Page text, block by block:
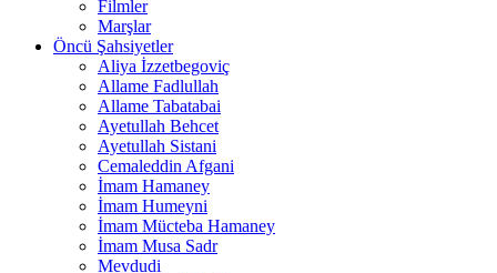
Filmler
Marşlar
Öncü Şahsiyetler
Aliya İzzetbegoviç
Allame Fadlullah
Allame Tabatabai
Ayetullah Behcet
Ayetullah Sistani
Cemaleddin Afgani
İmam Hamaney
İmam Humeyni
İmam Mücteba Hamaney
İmam Musa Sadr
Mevdudi